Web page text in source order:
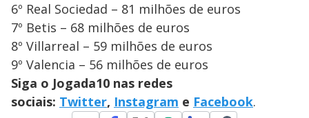
6º Real Sociedad – 81 milhões de euros
7º Betis – 68 milhões de euros
8º Villarreal – 59 milhões de euros
9º Valencia – 56 milhões de euros
Siga o Jogada10 nas redes
sociais: Twitter, Instagram e Facebook.